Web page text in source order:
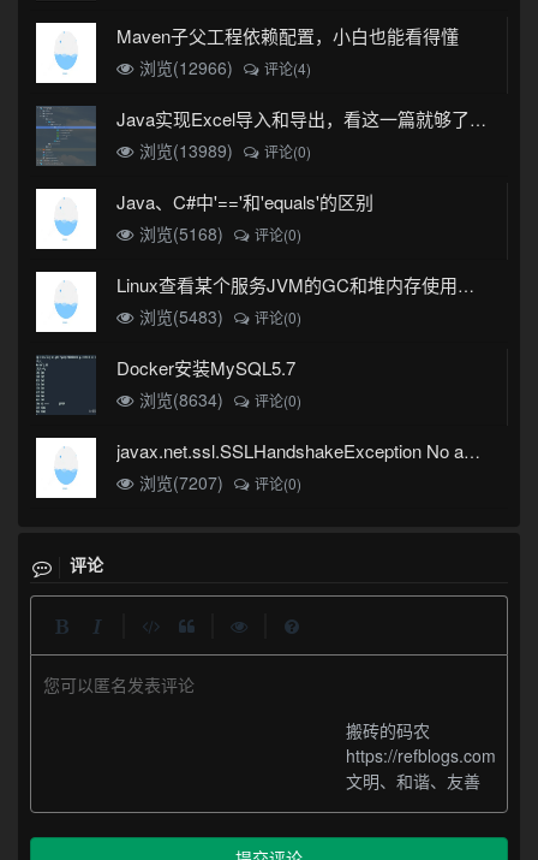
Maven子父工程依赖配置，小白也能看得懂
浏览(12966) 评论(4)
Java实现Excel导入和导出，看这一篇就够了(珍藏版)
浏览(13989)
评论(0)
Java、C#中'=='和'equals'的区别
浏览(5168) 评论(0)
Linux查看某个服务JVM的GC和堆内存使用情况
浏览(5483)
评论(0)
Docker安装MySQL5.7
浏览(8634) 评论(0)
javax.net.ssl.SSLHandshakeException No appropriate protocol (protocol is disabled or cipher suites are inappropriate)错误
浏览(7207)
评论(0)
评论
您可以匿名发表评论
搬砖的码农
https://refblogs.com
文明、和谐、友善